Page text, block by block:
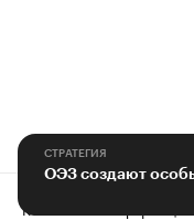
СТРАТЕГИЯ
Контактная информация